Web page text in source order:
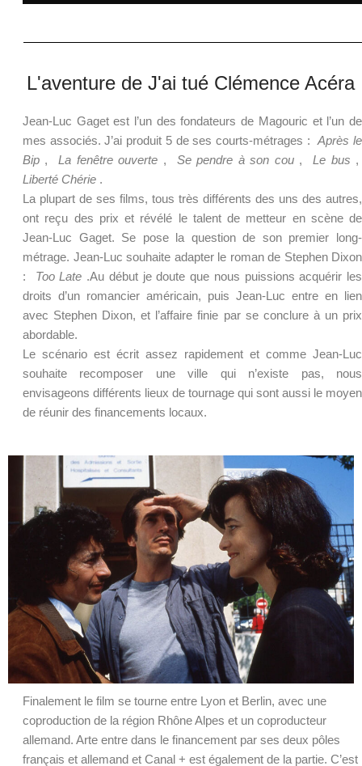
L'aventure de J'ai tué Clémence Acéra
Jean-Luc Gaget est l’un des fondateurs de Magouric et l’un de
mes associés.J’ai produit 5 de ses courts-métrages :Après le
Bip ,La fenêtre ouverte , Se pendre à son cou, Le bus ,
Liberté Chérie .
La plupart de ses films, tous très différents des uns des autres,
ont reçu des prix et révélé le talent de metteur en scène de
Jean-Luc Gaget. Se pose la question de son premier long-
métrage. Jean-Luc souhaite adapter le roman de Stephen Dixon
: Too Late .Au début je doute que nous puissions acquérir les
droits d’un romancier américain, puis Jean-Luc entre en lien
avec Stephen Dixon, et l’affaire finie par se conclure à un prix
abordable.
Le scénario est écrit assez rapidement et comme Jean-Luc
souhaite recomposer une ville qui n’existe pas, nous
envisageons différents lieux de tournage qui sont aussi le moyen
de réunir des financements locaux.
Finalement le film se tourne entre Lyon et Berlin, avec une
coproduction de la région Rhône Alpes et un coproducteur
allemand. Arte entre dans le financement par ses deux pôles
français et allemand et Canal + est également de la partie. C’est